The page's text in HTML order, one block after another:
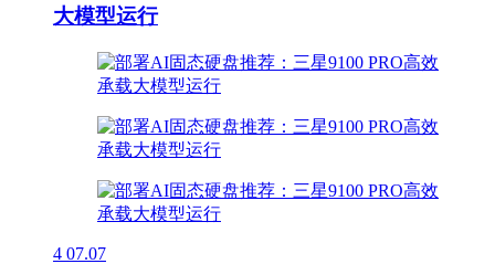
大模型运行
4 07.07